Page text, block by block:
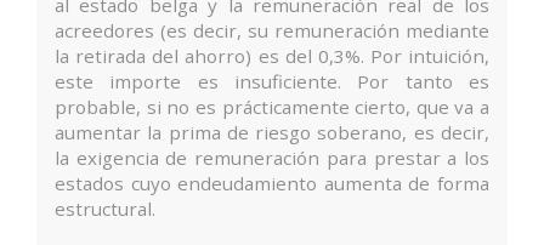
al estado belga y la remuneración real de los
acreedores (es decir, su remuneración mediante
la retirada del ahorro) es del 0,3%. Por intuición,
este importe es insuficiente. Por tanto es
probable, si no es prácticamente cierto, que va a
aumentar la prima de riesgo soberano, es decir,
la exigencia de remuneración para prestar a los
estados cuyo endeudamiento aumenta de forma
estructural.